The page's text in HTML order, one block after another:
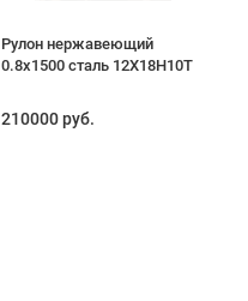
Рулон нержавеющий
0.8х1500 сталь 12Х18Н10Т
210000 руб.